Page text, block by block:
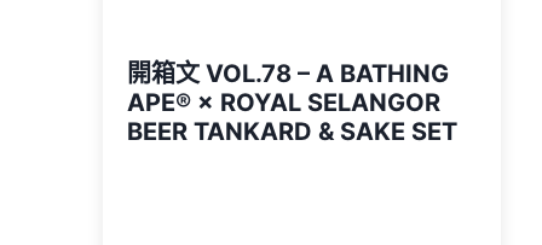
開箱文 VOL.78 – A BATHING
APE®︎ × ROYAL SELANGOR
BEER TANKARD & SAKE SET